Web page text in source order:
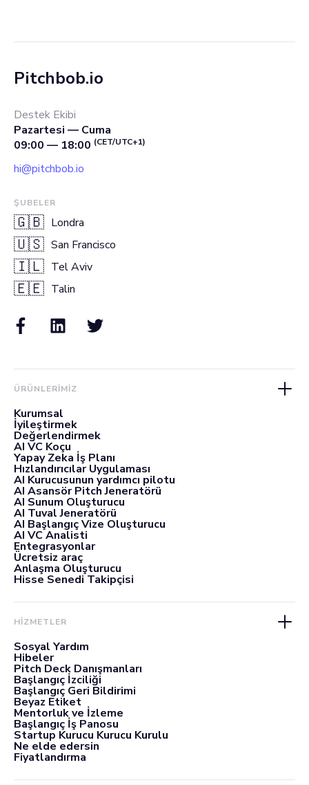
Pitchbob.io
Destek Ekibi
Pazartesi — Cuma
09:00 — 18:00 (CET/UTC+1)
hi@pitchbob.io
ŞUBELER
🇬🇧 Londra
🇺🇸 San Francisco
🇮🇱 Tel Aviv
🇪🇪 Talin
ÜRÜNLERIMIZ
Kurumsal
İyileştirmek
Değerlendirmek
AI VC Koçu
Yapay Zeka İş Planı
Hızlandırıcılar Uygulaması
AI Kurucusunun yardımcı pilotu
AI Asansör Pitch Jeneratörü
AI Sunum Oluşturucu
AI Tuval Jeneratörü
AI Başlangıç Vize Oluşturucu
AI VC Analisti
Entegrasyonlar
Ücretsiz araç
Anlaşma Oluşturucu
Hisse Senedi Takipçisi
HİZMETLER
Sosyal Yardım
Hibeler
Pitch Deck Danışmanları
Başlangıç İzciliği
Başlangıç Geri Bildirimi
Beyaz Etiket
Mentorluk ve İzleme
Başlangıç İş Panosu
Startup Kurucu Kurucu Kurulu
Ne elde edersin
Fiyatlandırma